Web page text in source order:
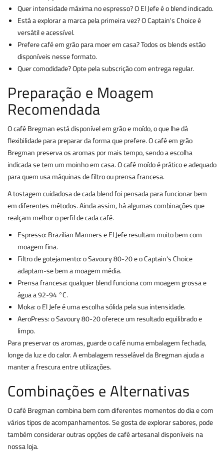
Quer intensidade máxima no espresso? O El Jefe é o blend indicado.
Está a explorar a marca pela primeira vez? O Captain's Choice é
versátil e acessível.
Prefere café em grão para moer em casa? Todos os blends estão
disponíveis nesse formato.
Quer comodidade? Opte pela subscrição com entrega regular.
Preparação e Moagem
Recomendada
O café Bregman está disponível em grão e moído, o que lhe dá
flexibilidade para preparar da forma que prefere. O café em grão
Bregman preserva os aromas por mais tempo, sendo a escolha
indicada se tem um moinho em casa. O café moído é prático e adequado
para quem usa máquinas de filtro ou prensa francesa.
A tostagem cuidadosa de cada blend foi pensada para funcionar bem
em diferentes métodos. Ainda assim, há algumas combinações que
realçam melhor o perfil de cada café.
Espresso: Brazilian Manners e El Jefe resultam muito bem com
moagem fina.
Filtro de gotejamento: o Savoury 80-20 e o Captain's Choice
adaptam-se bem a moagem média.
Prensa francesa: qualquer blend funciona com moagem grossa e
água a 92-94 °C.
Moka: o El Jefe é uma escolha sólida pela sua intensidade.
AeroPress: o Savoury 80-20 oferece um resultado equilibrado e
limpo.
Para preservar os aromas, guarde o café numa embalagem fechada,
longe da luz e do calor. A embalagem resselável da Bregman ajuda a
manter a frescura entre utilizações.
Combinações e Alternativas
O café Bregman combina bem com diferentes momentos do dia e com
vários tipos de acompanhamentos. Se gosta de explorar sabores, pode
também considerar outras opções de café artesanal disponíveis na
nossa loja.